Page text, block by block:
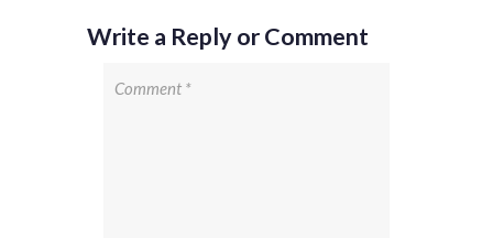
Write a Reply or Comment